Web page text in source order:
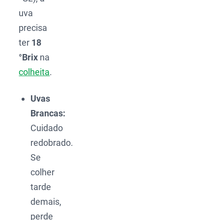
uva
precisa
ter 18
°Brix na
colheita.
Uvas
Brancas:
Cuidado
redobrado.
Se
colher
tarde
demais,
perde